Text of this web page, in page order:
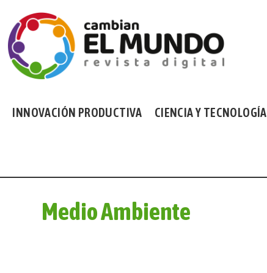
INNOVACIÓN PRODUCTIVA CIENCIA Y TECNOLOGÍA
Medio Ambiente